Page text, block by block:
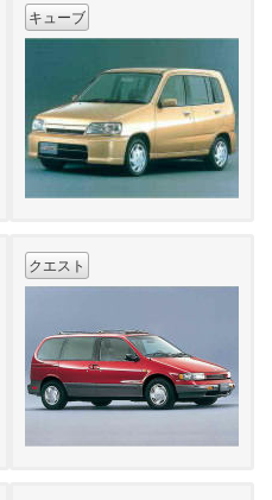
キューブ
クエスト